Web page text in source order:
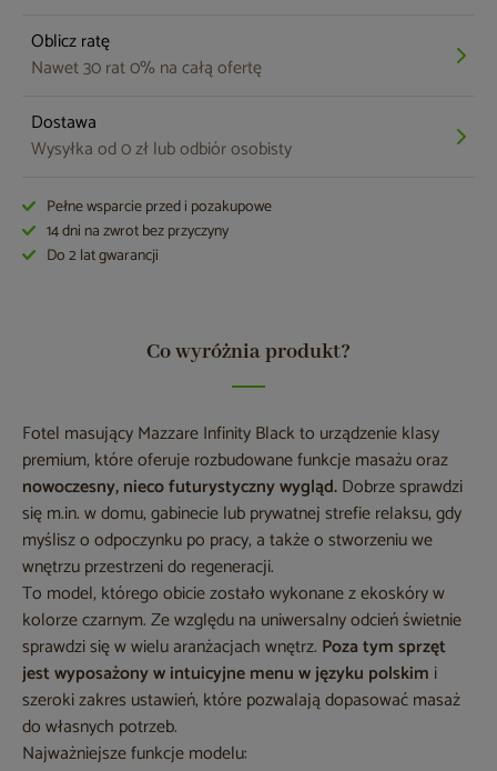
Oblicz ratę
Nawet 30 rat 0% na całą ofertę
Dostawa
Wysyłka od 0 zł lub odbiór osobisty
Pełne wsparcie przed i pozakupowe
14 dni na zwrot bez przyczyny
Do 2 lat gwarancji
Co wyróżnia produkt?
Fotel masujący Mazzare Infinity Black to urządzenie klasy
premium, które oferuje rozbudowane funkcje masażu oraz
nowoczesny, nieco futurystyczny wygląd.Dobrze sprawdzi
się m.in. w domu, gabinecie lub prywatnej strefie relaksu, gdy
myślisz o odpoczynku po pracy, a także o stworzeniu we
wnętrzu przestrzeni do regeneracji.
To model, którego obicie zostało wykonane z ekoskóry w
kolorze czarnym. Ze względu na uniwersalny odcień świetnie
sprawdzi się w wielu aranżacjach wnętrz. Poza tym sprzęt
jest wyposażony w intuicyjne menu w języku polskim i
szeroki zakres ustawień, które pozwalają dopasować masaż
do własnych potrzeb.
Najważniejsze funkcje modelu: